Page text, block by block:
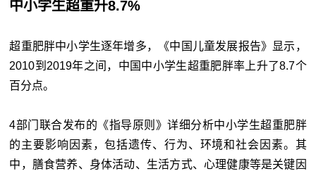
中小学生超重升8.7%
超重肥胖中小学生逐年增多，《中国儿童发展报告》显示，
2010到2019年之间，中国中小学生超重肥胖率上升了8.7个
百分点。
4部门联合发布的《指导原则》详细分析中小学生超重肥胖
的主要影响因素，包括遗传、行为、环境和社会因素。其
中，膳食营养、身体活动、生活方式、心理健康等是关键因